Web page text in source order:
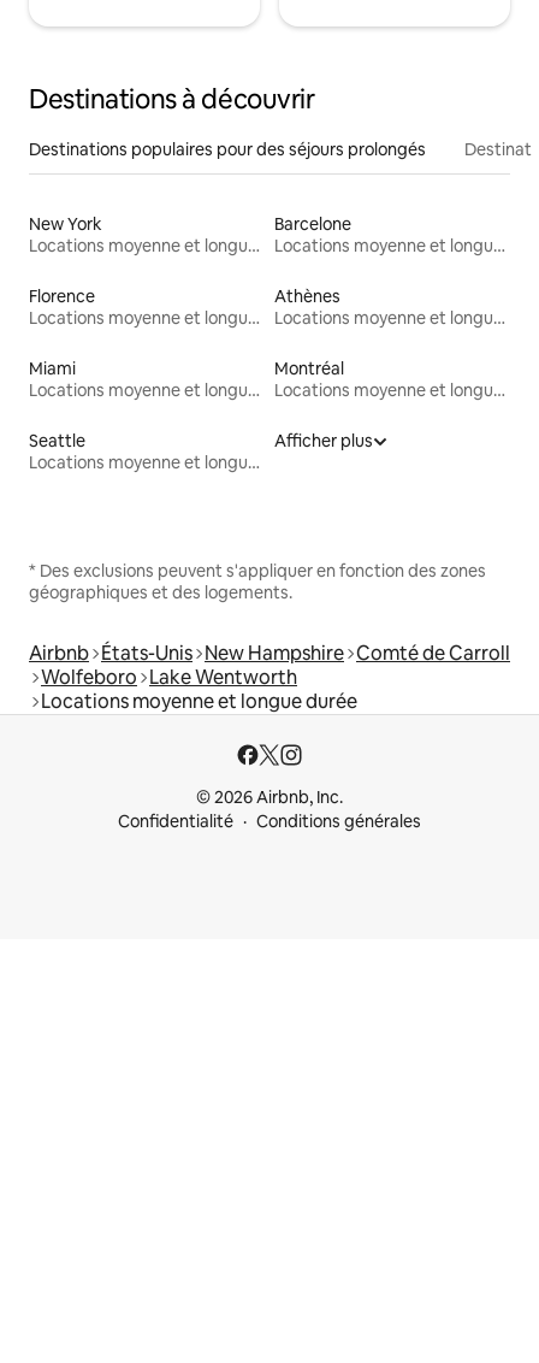
Destinations à découvrir
Destinations populaires pour des séjours prolongés
New York
Locations moyenne et longue durée
Barcelone
Locations moyenne et longue durée
Florence
Locations moyenne et longue durée
Athènes
Locations moyenne et longue durée
Miami
Locations moyenne et longue durée
Montréal
Locations moyenne et longue durée
Seattle
Locations moyenne et longue durée
Afficher plus
* Des exclusions peuvent s'appliquer en fonction des zones
géographiques et des logements.
Airbnb États-Unis New Hampshire Comté de Carroll
Wolfeboro Lake Wentworth
Locations moyenne et longue durée
© 2026 Airbnb, Inc.
Confidentialité
Conditions générales